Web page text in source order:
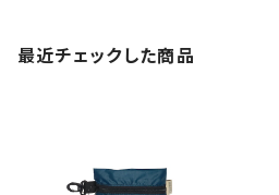
最近チェックした商品